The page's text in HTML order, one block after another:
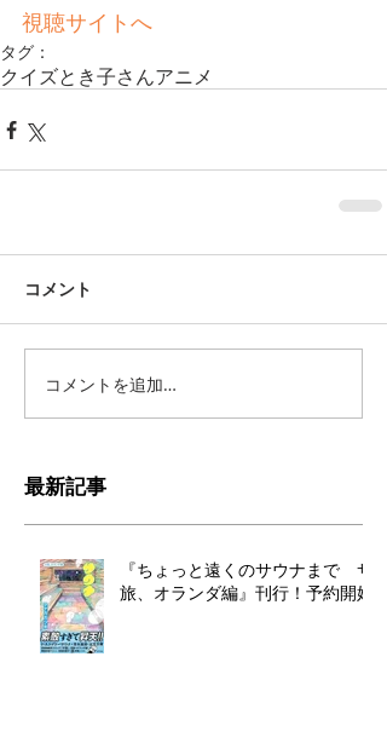
視聴サイトへ
タグ：
クイズとき子さんアニメ
コメント
コメントを追加…
最新記事
『ちょっと遠くのサウナまで サ
旅、オランダ編』刊行！予約開始